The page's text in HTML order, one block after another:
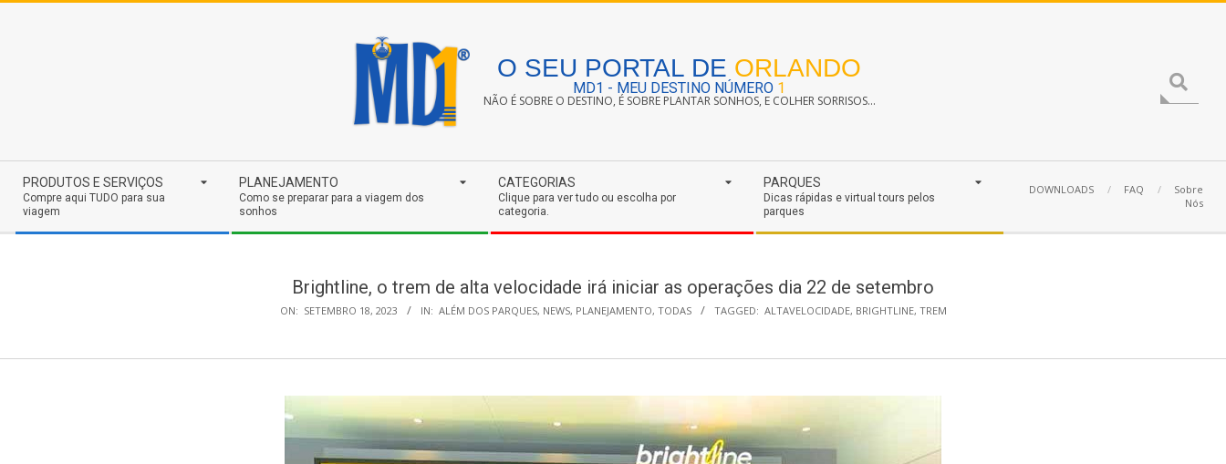
O SEU PORTAL DE ORLANDO
MD1 - MEU DESTINO NÚMERO 1
NÃO É SOBRE O DESTINO, É SOBRE PLANTAR SONHOS, E COLHER SORRISOS...
Navigation
Menu
PRODUTOS E SERVIÇOS
Compre aqui TUDO para sua
viagem
PLANEJAMENTO
Como se preparar para a viagem dos
sonhos
CATEGORIAS
Clique para ver tudo ou escolha por
categoria.
PARQUES
Dicas rápidas e virtual tours pelos
parques
DOWNLOADS FAQ
Sobre
Nós
Brightline, o trem de alta velocidade irá iniciar as operações dia 22 de setembro
ON: SETEMBRO 18, 2023 IN: ALÉM DOS PARQUES, NEWS, PLANEJAMENTO, TODAS TAGGED: ALTAVELOCIDADE, BRIGHTLINE, TREM